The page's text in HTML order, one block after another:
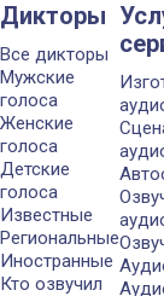
Дикторы
Все дикторы
Мужские
голоса
Женские
голоса
Детские
голоса
Известные
Региональные
Иностранные
Кто озвучил